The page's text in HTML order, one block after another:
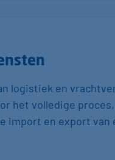
logistiek en
het volledige
en export van